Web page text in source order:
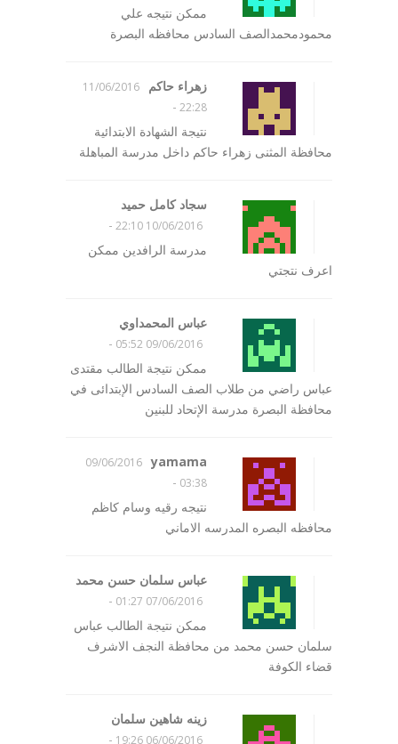
ممكن نتيجه علي
محمودمحمدالصف السادس محافظه البصرة
زهراء حاكم
11/06/2016
22:28
-
نتيجة الشهادة الابتدائية
محافظة المثنى زهراء حاكم داخل مدرسة المباهلة
سجاد كامل حميد
10/06/2016 22:10
-
مدرسة الرافدين ممكن
اعرف نتجتي
عباس المحمداوي
09/06/2016 05:52
-
ممكن نتيجة الطالب مقتدى
عباس راضي من طلاب الصف السادس الإبتدائى في
محافظة البصرة مدرسة الإتحاد للبنين
yamama
09/06/2016
03:38
-
نتيجه رقيه وسام كاظم
محافظه البصره المدرسه الاماني
عباس سلمان حسن محمد
07/06/2016 01:27
-
ممكن نتيجة الطالب عباس
سلمان حسن محمد من محافظة النجف الاشرف
قضاء الكوفة
زينه شاهين سلمان
06/06/2016 19:26
-